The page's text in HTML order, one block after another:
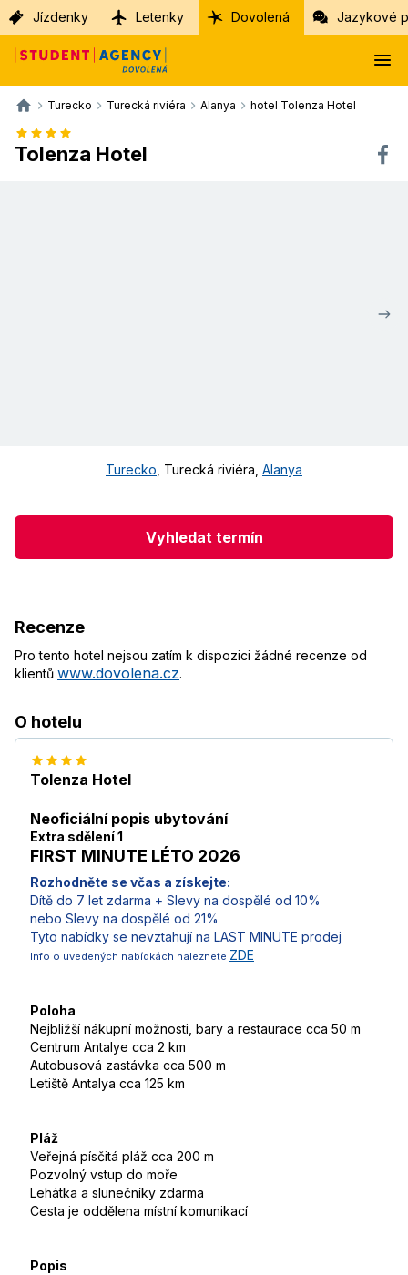
Jízdenky Letenky Dovolená Jazykové
Turecko Turecká riviéra Alanya hotel Tolenza Hotel
Tolenza Hotel
Turecko Turecká riviéra Alanya
Vyhledat termín
Recenze
Pro tento hotel nejsou zatím k dispozici žádné recenze od
klientů www.dovolena.cz.
O hotelu
Tolenza Hotel
Neoficiální popis ubytování
Extra sdělení 1
FIRST MINUTE LÉTO 2026
Rozhodněte se včas a získejte:
Dítě do 7 let zdarma + Slevy na dospělé od 10%
nebo Slevy na dospělé od 21%
Tyto nabídky se nevztahují na LAST MINUTE prodej
Info o uvedených nabídkách naleznete ZDE
Poloha
Nejbližší nákupní možnosti, bary a restaurace cca 50 m
Centrum Antalye cca 2 km
Autobusová zastávka cca 500 m
Letiště Antalya cca 125 km
Pláž
Veřejná písčitá pláž cca 200 m
Pozvolný vstup do moře
Lehátka a slunečníky zdarma
Cesta je oddělena místní komunikací
Popis